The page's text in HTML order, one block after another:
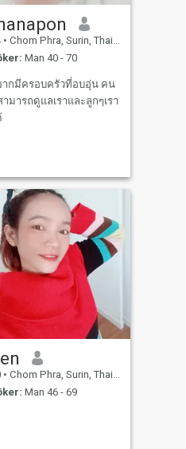
• Chom Phra, Surin, Thailand
Man 40 - 70
ากมีครอบครัวที่อบอุ่น คน
มารถดูแลเราและลูกๆเรา
• Chom Phra, Surin, Thailand
Man 46 - 69